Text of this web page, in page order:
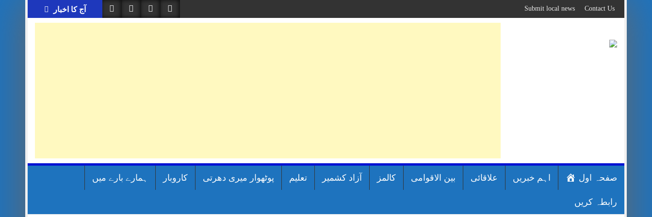
to
content
آج کا اخبار Contact Us
Submit local news
صفحہ اول اہم خبریں علاقائی بین الاقوامی کالمز آزاد کشمیر تعلیم پوٹھوار میری دھرتی کاروبار ہمارے بارے میں
رابطہ کریں